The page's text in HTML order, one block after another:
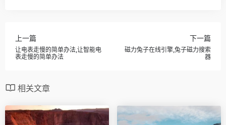
上一篇
让电表走慢的简单办法,让智能电
表走慢的简单办法
下一篇
磁力兔子在线引擎,兔子磁力搜索
器
相关文章